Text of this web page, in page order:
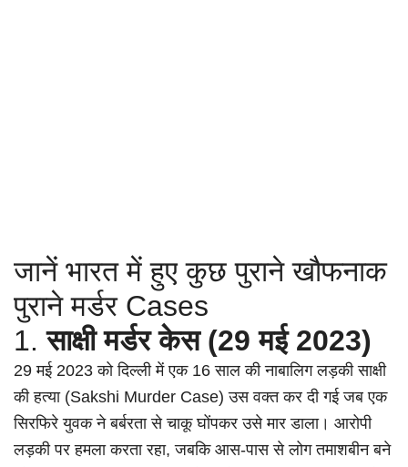
जानें भारत में हुए कुछ पुराने खौफनाक
पुराने मर्डर Cases
1.साक्षी मर्डर केस (29 मई 2023)
29 मई 2023 को दिल्ली में एक 16 साल की नाबालिग लड़की साक्षी
की हत्या (Sakshi Murder Case) उस वक्त कर दी गई जब एक
सिरफिरे युवक ने बर्बरता से चाकू घोंपकर उसे मार डाला। आरोपी
लड़की पर हमला करता रहा, जबकि आस-पास से लोग तमाशबीन बने